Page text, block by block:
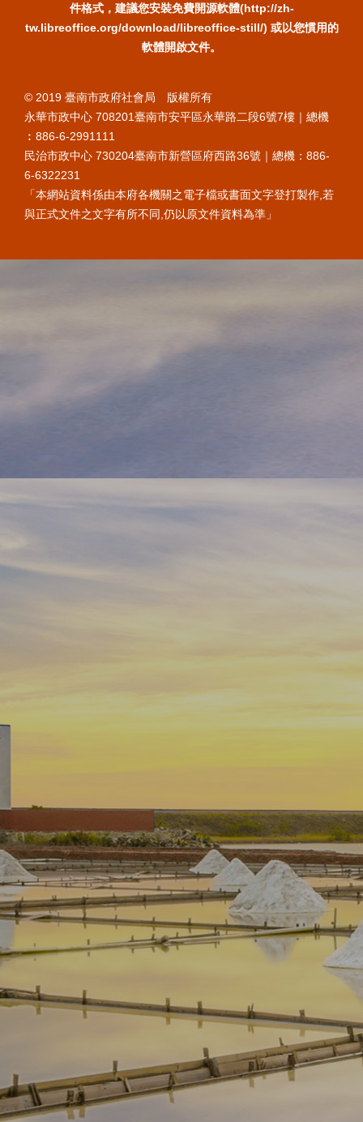
件格式，建議您安裝免費開源軟體(http://zh-
tw.libreoffice.org/download/libreoffice-still/) 或以您慣用的
軟體開啟文件。
© 2019 臺南市政府社會局 版權所有
永華市政中心 708201臺南市安平區永華路二段6號7樓｜總機
︰886-6-2991111
民治市政中心 730204臺南市新營區府西路36號｜總機：886-
6-6322231
「本網站資料係由本府各機關之電子檔或書面文字登打製作,若
與正式文件之文字有所不同,仍以原文件資料為準」